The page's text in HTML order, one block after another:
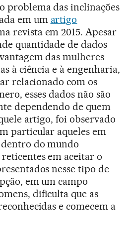
problema das inclinações
em um artigo
revista em 2015. Apesar
quantidade de dados
das mulheres
à ciência e à engenharia,
relacionado com os
esses dados não são
dependendo de quem
artigo, foi observado
particular aqueles em
do mundo
em aceitar o
nesse tipo de
em um campo
dificulta que as
e comecem a